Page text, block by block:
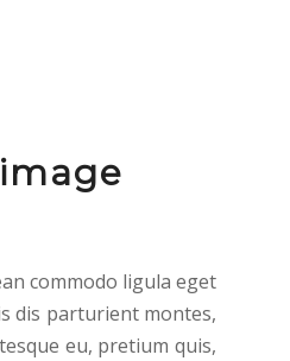
commodo ligula eget
dis parturient montes,
eu, pretium quis,